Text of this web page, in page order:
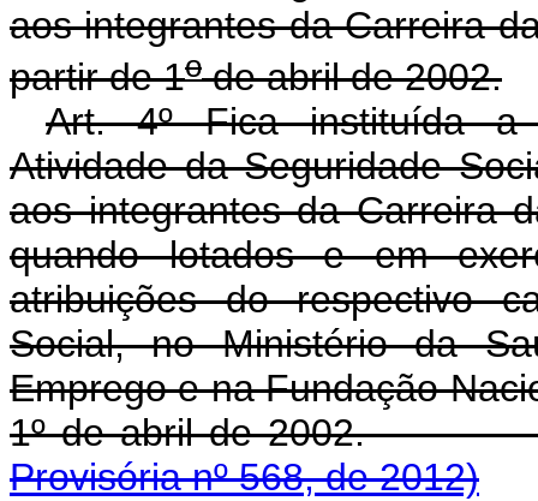
aos integrantes da Carreira
partir de 1ode abril de 2002.
Art. 4º Fica instituída a
Atividade da Seguridade
aos integrantes da Carreira
quando lotados e em
atribuições do respectivo
Social, no Ministério da
Emprego e na Fundação
1º de abril de
Provisória nº 568, de 2012)